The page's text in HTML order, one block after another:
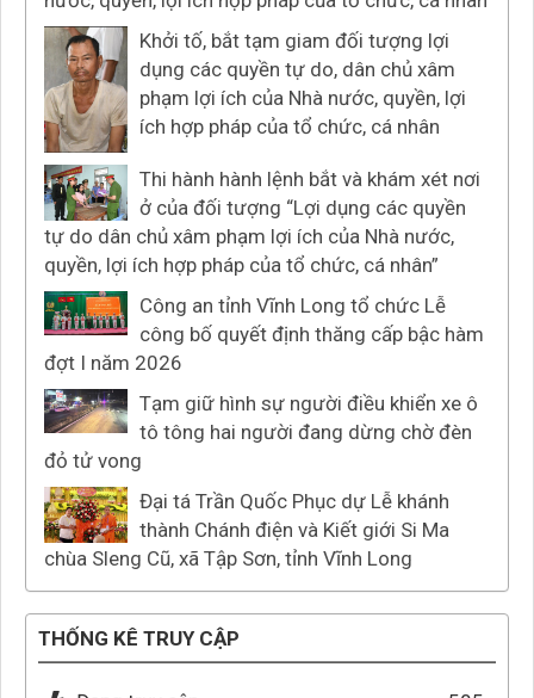
Khởi tố, bắt tạm giam đối tượng lợi
dụng các quyền tự do, dân chủ xâm
phạm lợi ích của Nhà nước, quyền, lợi
ích hợp pháp của tổ chức, cá nhân
Thi hành hành lệnh bắt và khám xét nơi
ở của đối tượng “Lợi dụng các quyền
tự do dân chủ xâm phạm lợi ích của Nhà nước,
quyền, lợi ích hợp pháp của tổ chức, cá nhân”
Công an tỉnh Vĩnh Long tổ chức Lễ
công bố quyết định thăng cấp bậc hàm
đợt I năm 2026
Tạm giữ hình sự người điều khiển xe ô
tô tông hai người đang dừng chờ đèn
đỏ tử vong
Đại tá Trần Quốc Phục dự Lễ khánh
thành Chánh điện và Kiết giới Si Ma
chùa Sleng Cũ, xã Tập Sơn, tỉnh Vĩnh Long
THỐNG KÊ TRUY CẬP